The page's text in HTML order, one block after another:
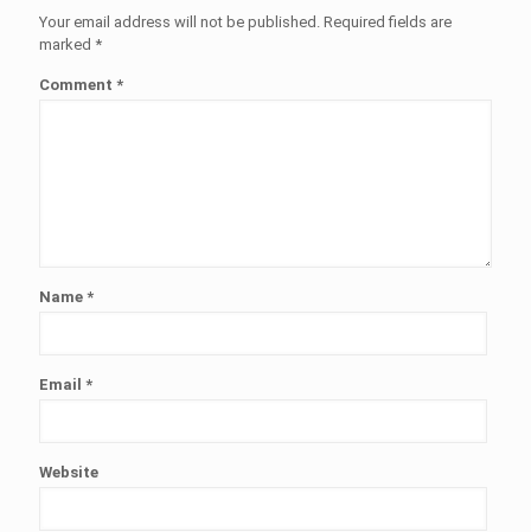
Your email address will not be published. Required fields are
marked *
Comment *
Name *
Email *
Website